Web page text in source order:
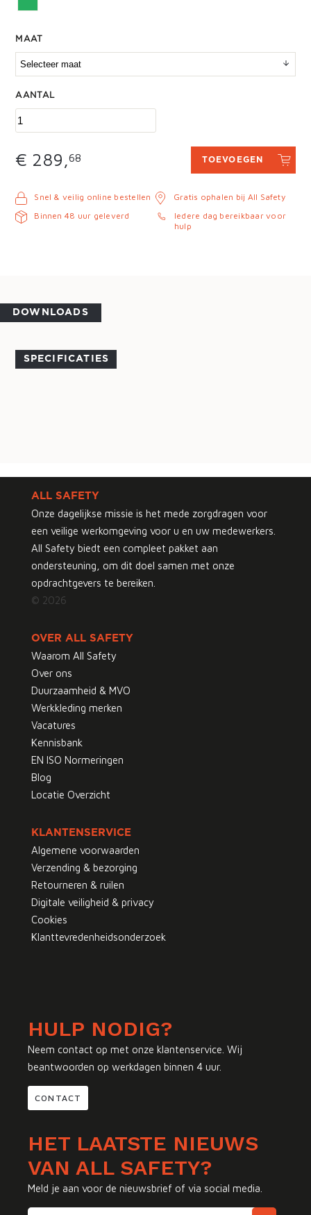
MAAT
AANTAL
€ 289,68 TOEVOEGEN
Snel & veilig online bestellen
Binnen 48 uur geleverd
Gratis ophalen bij All Safety
Iedere dag bereikbaar voor
hulp
DOWNLOADS
SPECIFICATIES
ALL SAFETY
Onze dagelijkse missie is het mede zorgdragen voor
een veilige werkomgeving voor u en uw medewerkers.
All Safety biedt een compleet pakket aan
ondersteuning, om dit doel samen met onze
opdrachtgevers te bereiken.
© 2026
OVER ALL SAFETY
Waarom All Safety
Over ons
Duurzaamheid & MVO
Werkkleding merken
Vacatures
Kennisbank
EN ISO Normeringen
Blog
Locatie Overzicht
KLANTENSERVICE
Algemene voorwaarden
Verzending & bezorging
Retourneren & ruilen
Digitale veiligheid & privacy
Cookies
Klanttevredenheidsonderzoek
HULP NODIG?
Neem contact op met onze klantenservice. Wij
beantwoorden op werkdagen binnen 4 uur.
CONTACT
HET LAATSTE NIEUWS
VAN ALL SAFETY?
Meld je aan voor de nieuwsbrief of via social media.